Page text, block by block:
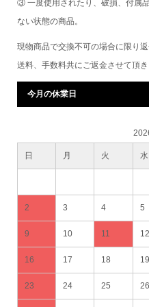
③ 一度使用されたり、破損、付属
ない状態の商品。
現物商品で交換不可の場合に限り
送料、手数料共にご返金させて頂き
今月の休業日
日 月 火 水
2 3 4 5
9 10 11 12
16 17 18 19
23 24 25 26